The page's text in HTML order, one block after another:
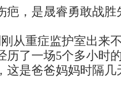
疤，是晟睿勇敢战胜
从重症监护室出来
历了一场5个多小时
这是爸爸妈妈时隔几